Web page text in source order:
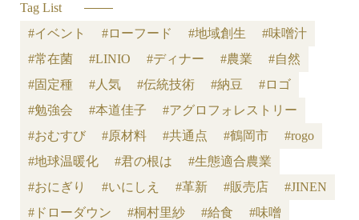
Tag List
#イベント
#ローフード #地域創生
#味噌汁
#常在菌
#LINIO #ディナー #農業
#自然
#固定種
#人気 #伝統技術 #納豆
#ロゴ
#勉強会
#本道佳子
#アグロフォレストリー
#おむすび
#原材料 #共通点 #鶴岡市
#rogo
#地球温暖化
#君の根は
#生態適合農業
#おにぎり
#いにしえ #革新 #販売店
#JINEN
#ドローダウン
#桐村里紗 #給食
#味噌